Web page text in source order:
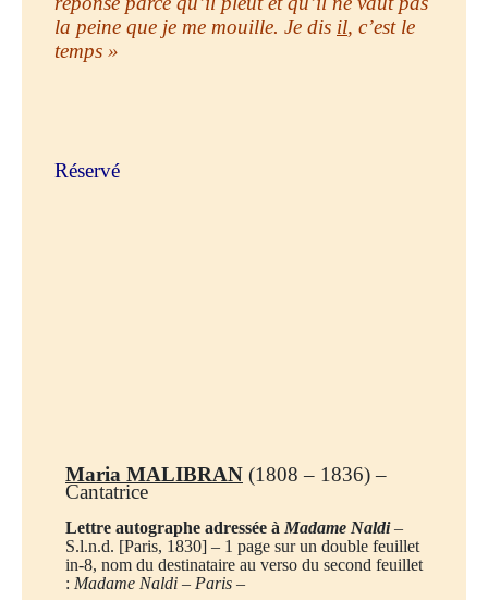
la peine que je me mouille. Je dis il, c’est le
temps »
Réservé
Maria MALIBRAN (1808 – 1836) –
Cantatrice
Lettre autographe adressée à Madame Naldi–
S.l.n.d. [Paris, 1830] – 1 page sur un double feuillet
in-8, nom du destinataire au verso du second feuillet
: Madame Naldi – Paris –